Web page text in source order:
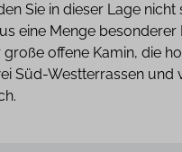
Sie in dieser Lage nicht
eine Menge besonderer
offene Kamin, die
Süd-Westterrassen und